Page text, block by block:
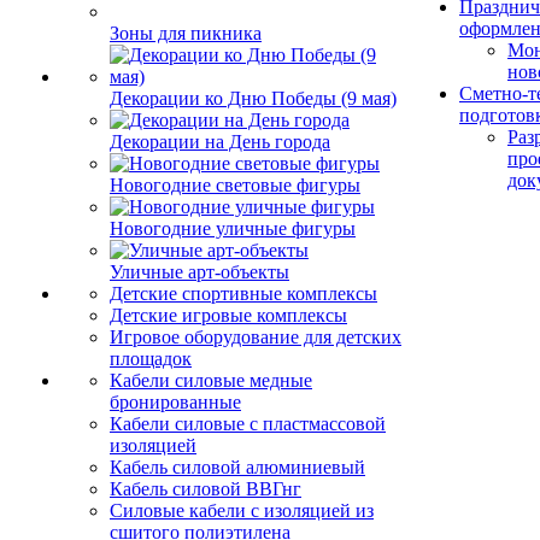
Зоны для пикника
Декорации ко Дню Победы (9 мая)
Декорации на День города
Новогодние световые фигуры
Новогодние уличные фигуры
Уличные арт-объекты
Детские спортивные комплексы
Детские игровые комплексы
Игровое оборудование для детских
площадок
Кабели силовые медные
бронированные
Кабели силовые с пластмассовой
изоляцией
Кабель силовой алюминиевый
Кабель силовой ВВГнг
Силовые кабели с изоляцией из
сшитого полиэтилена
Сметно-